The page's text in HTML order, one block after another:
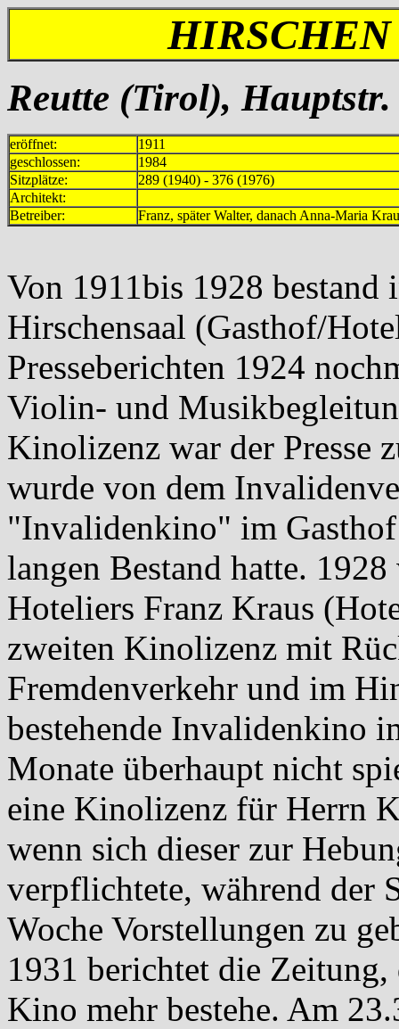
Reutte (Tirol), Hauptstr.
eröffnet:
1911
geschlossen:
1984
Sitzplätze:
289 (1940) - 376 (1976)
Architekt:
Betreiber:
Franz, später Walter, danach Anna-Maria
Von 1911bis 1928
Hirschensaal (Gasthof/
Presseberichten 1924
Violin- und
Kinolizenz war der Presse
wurde von dem
"Invalidenkino" im
langen Bestand hatte.
Hoteliers Franz Kraus
zweiten Kinolizenz mit
Fremdenverkehr und im
bestehende Invalidenkino
Monate überhaupt nicht
eine Kinolizenz für Herrn
wenn sich dieser zur
verpflichtete, während der
Woche Vorstellungen zu
1931 berichtet die Zeitung,
Kino mehr bestehe. Am